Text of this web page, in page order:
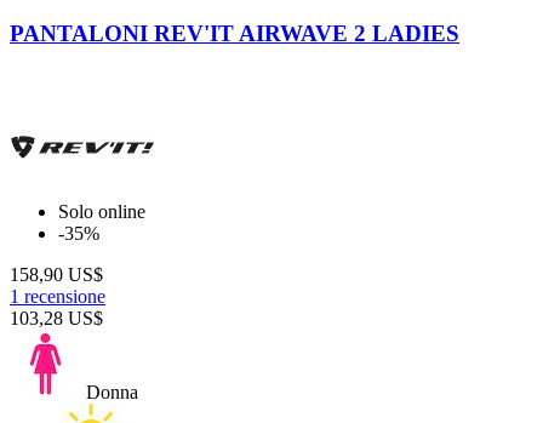
PANTALONI REV'IT AIRWAVE 2 LADIES
Solo online
-35%
158,90 US$
1 recensione
103,28 US$
Donna